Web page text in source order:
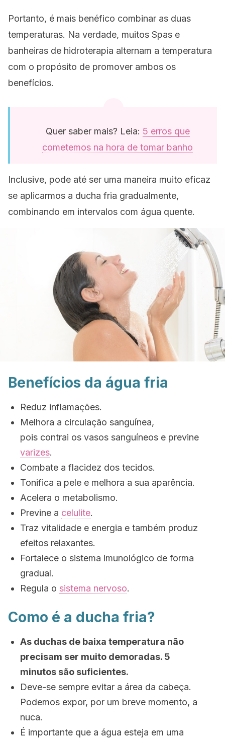
Portanto, é mais benéfico combinar as duas
temperaturas. Na verdade, muitos Spas e
banheiras de hidroterapia alternam a temperatura
com o propósito de promover ambos os
benefícios.
Quer saber mais? Leia: 5 erros que
cometemos na hora de tomar banho
Inclusive, pode até ser uma maneira muito eficaz
se aplicarmos a ducha fria gradualmente,
combinando em intervalos com água quente.
Benefícios da água fria
Reduz inflamações.
Melhora a circulação sanguínea,
pois contrai os vasos sanguíneos e previne
varizes.
Combate a flacidez dos tecidos.
Tonifica a pele e melhora a sua aparência.
Acelera o metabolismo.
Previne a celulite.
Traz vitalidade e energia e também produz
efeitos relaxantes.
Fortalece o sistema imunológico de forma
gradual.
Regula o sistema nervoso.
Como é a ducha fria?
As duchas de baixa temperatura não
precisam ser muito demoradas. 5
minutos são suficientes.
Deve-se sempre evitar a área da cabeça.
Podemos expor, por um breve momento, a
nuca.
É importante que a água esteja em uma